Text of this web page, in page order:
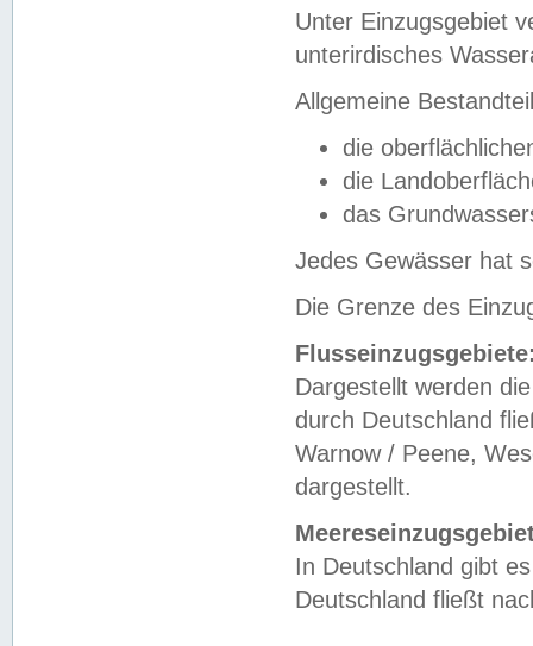
Unter Einzugsgebiet
unterirdisches
Allgemeine
die
die
das
Jedes Gewässer hat
Die Grenze des
Dargestellt werden
durch Deutschland
Warnow / Peene,
dargestellt.
In Deutschland gibt
Deutschland fließt